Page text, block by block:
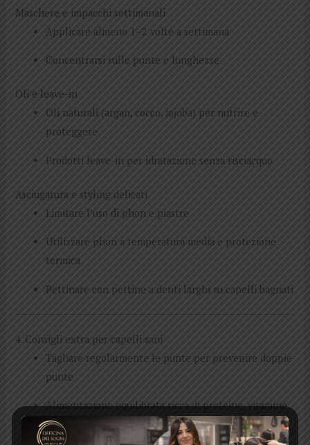
Maschere e impacchi settimanali
Applicare almeno 1–2 volte a settimana
Concentrarsi sulle punte e lunghezze
Oli e leave-in
Oli naturali (argan, cocco, jojoba) per nutrire e
proteggere
Prodotti leave-in per idratazione senza risciacquo
Asciugatura e styling delicati
Limitare l’uso di phon e piastre
Utilizzare phon a temperatura media e protezione
termica
Pettinare con pettine a denti larghi su capelli bagnati
4. Consigli extra per capelli sani
Tagliare regolarmente le punte per prevenire doppie
punte
Alimentazione equilibrata ricca di proteine, vitamine
e minerali